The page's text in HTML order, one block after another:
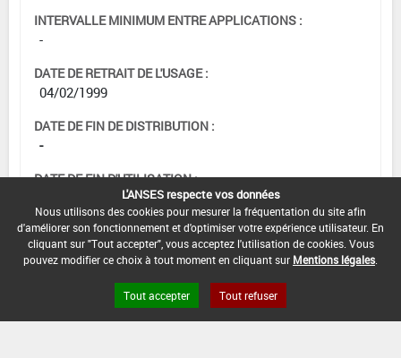
INTERVALLE MINIMUM ENTRE APPLICATIONS :
-
DATE DE RETRAIT DE L'USAGE :
04/02/1999
DATE DE FIN DE DISTRIBUTION :
-
DATE DE FIN D'UTILISATION :
L'ANSES respecte vos données
Nous utilisons des cookies pour mesurer la fréquentation du site afin
d'améliorer son fonctionnement et d'optimiser votre expérience utilisateur. En
cliquant sur "Tout accepter", vous acceptez l'utilisation de cookies. Vous
pouvez modifier ce choix à tout moment en cliquant sur Mentions légales
Tout accepter Tout refuser